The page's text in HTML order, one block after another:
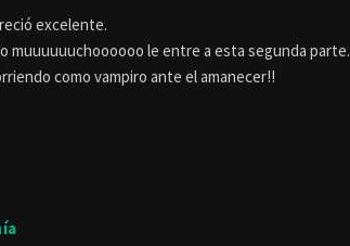
excelente.
muuuuuuchoooooo le entre a esta segunda parte.
como vampiro ante el amanecer!!